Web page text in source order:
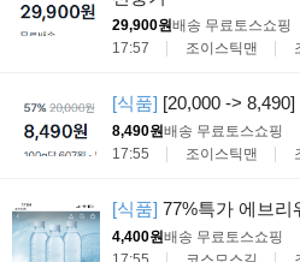
29,900원배송 무료토스쇼핑
17:57
조이스틱맨
[식품] [20,000 ->
8,490원배송 무료토스쇼핑
17:55
조이스틱맨
[식품] 77%특가 에브리
4,400원배송 무료토스쇼핑